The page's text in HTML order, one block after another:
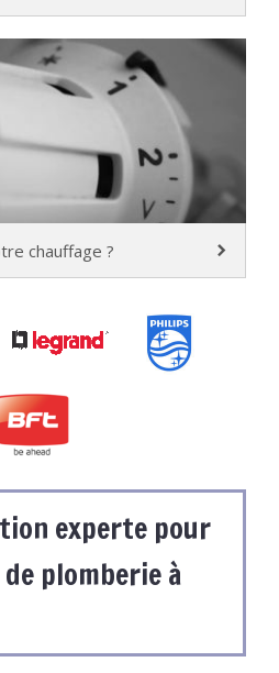
chauffage ?
experte pour
plomberie à